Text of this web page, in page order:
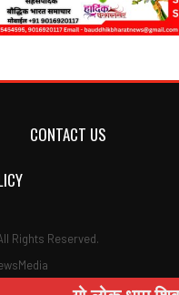
CONTACT US
Rights Reserved.